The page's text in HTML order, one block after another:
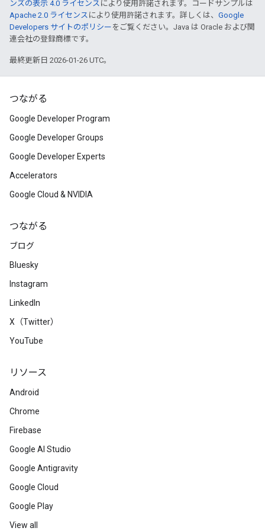
ンズの表示 4.0 ライセンス により使用許諾されます。コードサンプルは
Apache 2.0 ライセンス により使用許諾されます。詳しくは、 Google
Developers サイトのポリシー をご覧ください。Java は Oracle および関
連会社の登録商標です。
最終更新日 2026-01-26 UTC。
つながる
Google Developer Program
Google Developer Groups
Google Developer Experts
Accelerators
Google Cloud & NVIDIA
つながる
ブログ
Bluesky
Instagram
LinkedIn
X（Twitter）
YouTube
リソース
Android
Chrome
Firebase
Google AI Studio
Google Antigravity
Google Cloud
Google Play
View all